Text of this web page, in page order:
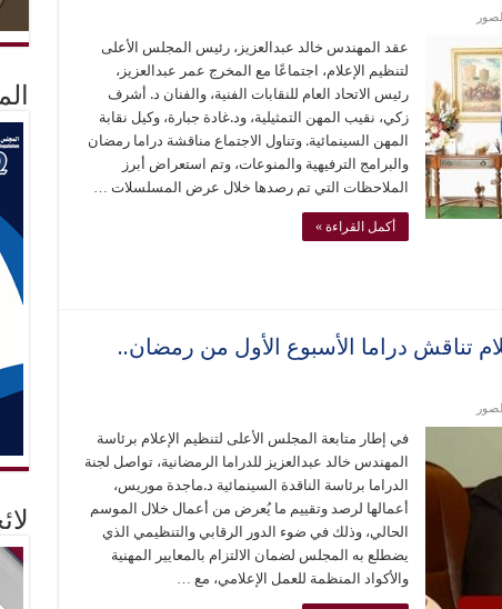
عقد المهندس خالد عبدالعزيز، رئيس المجلس الأعلى
لتنظيم الإعلام، اجتماعًا مع المخرج عمر عبدالعزيز،
رئيس الاتحاد العام للنقابات الفنية، والفنان د. أشرف
زكي، نقيب المهن التمثيلية، ود.غادة جبارة، وكيل نقابة
المهن السينمائية. وتناول الاجتماع مناقشة دراما رمضان
والبرامج الترفيهية والمنوعات، وتم استعراض أبرز
الملاحظات التي تم رصدها خلال عرض المسلسلات …
أكمل القراءة »
تناقش دراما الأسبوع الأول من رمضان..
في إطار متابعة المجلس الأعلى لتنظيم الإعلام برئاسة
المهندس خالد عبدالعزيز للدراما الرمضانية، تواصل لجنة
الدراما برئاسة الناقدة السينمائية د.ماجدة موريس،
أعمالها لرصد وتقييم ما يُعرض من أعمال خلال الموسم
الحالي، وذلك في ضوء الدور الرقابي والتنظيمي الذي
يضطلع به المجلس لضمان الالتزام بالمعايير المهنية
والأكواد المنظمة للعمل الإعلامي، مع …